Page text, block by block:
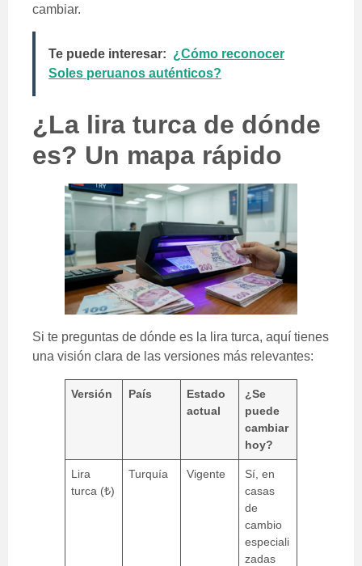
cambiar.
Te puede interesar: ¿Cómo reconocer
Soles peruanos auténticos?
¿La lira turca de dónde
es? Un mapa rápido
Si te preguntas de dónde es la lira turca, aquí tienes
una visión clara de las versiones más relevantes:
Versión País
Estado
actual
¿Se
puede
cambiar
hoy?
Lira
turca (₺)
Turquía Vigente
Sí, en
casas
de
cambio
especiali
zadas